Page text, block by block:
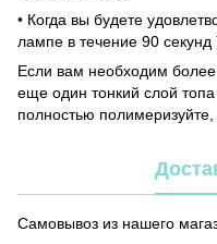
• Когда вы будете
лампе в течение 90
Если вам необходим
еще один тонкий слой
полностью
Самовывоз из нашего